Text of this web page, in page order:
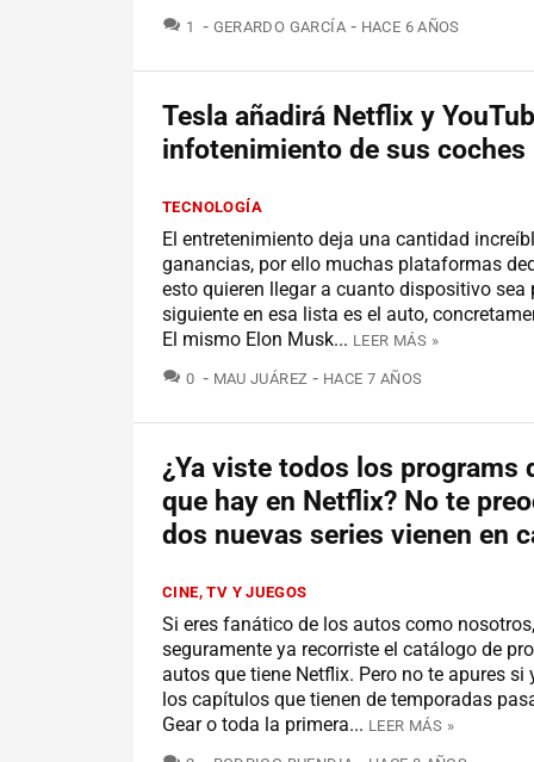
1 COMENTARIOS
GERARDO GARCÍA HACE 6 AÑOS
Tesla añadirá Netflix y
infotenimiento de sus coches
TECNOLOGÍA
El entretenimiento deja una cantidad
ganancias, por ello muchas plataformas
esto quieren llegar a cuanto dispositivo sea
siguiente en esa lista es el auto,
El mismo Elon Musk... LEER MÁS »
0 COMENTARIOS
MAU JUÁREZ HACE 7 AÑOS
¿Ya viste todos los programs
que hay en Netflix? No te
dos nuevas series vienen en
CINE, TV Y JUEGOS
Si eres fanático de los autos como nosotros,
seguramente ya recorriste el catálogo de
autos que tiene Netflix. Pero no te apures si
los capítulos que tienen de temporadas
Gear o toda la primera... LEER MÁS »